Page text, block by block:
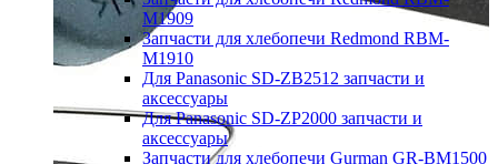
M1909
Запчасти для хлебопечи Redmond RBM-
M1910
Для Panasonic SD-ZB2512 запчасти и
аксессуары
Для Panasonic SD-ZP2000 запчасти и
аксессуары
Запчасти для хлебопечи Gurman GR-BM1500